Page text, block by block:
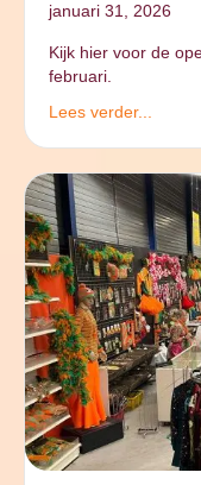
januari 31, 2026
Kijk hier voor de
februari.
Lees verder...